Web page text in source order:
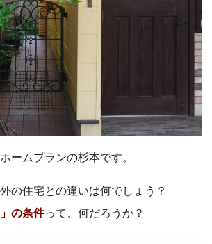
ームプランの杉本です。
の住宅との違いは何でしょう？
の条件って、何だろうか？